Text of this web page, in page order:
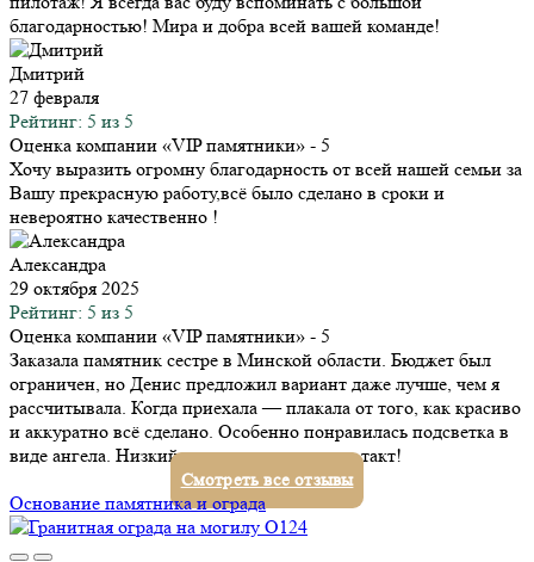
благодарностью! Мира и добра всей вашей команде!
Дмитрий
27 февраля
Рейтинг: 5 из 5
Оценка компании «VIP памятники» - 5
Хочу выразить огромну благодарность от всей нашей семьи за
Вашу прекрасную работу,всё было сделано в сроки и
невероятно качественно !
Александра
29 октября 2025
Рейтинг: 5 из 5
Оценка компании «VIP памятники» - 5
Заказала памятник сестре в Минской области. Бюджет был
ограничен, но Денис предложил вариант даже лучше, чем я
рассчитывала. Когда приехала — плакала от того, как красиво
и аккуратно всё сделано. Особенно понравилась подсветка в
виде ангела. Низкий поклон за ваш труд и такт!
Смотреть все отзывы
Основание памятника и ограда